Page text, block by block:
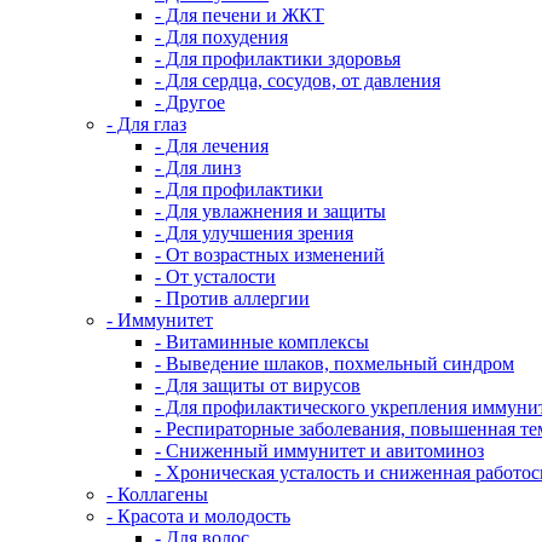
- Для печени и ЖКТ
- Для похудения
- Для профилактики здоровья
- Для сердца, сосудов, от давления
- Другое
- Для глаз
- Для лечения
- Для линз
- Для профилактики
- Для увлажнения и защиты
- Для улучшения зрения
- От возрастных изменений
- От усталости
- Против аллергии
- Иммунитет
- Витаминные комплексы
- Выведение шлаков, похмельный синдром
- Для защиты от вирусов
- Для профилактического укрепления
- Респираторные заболевания, повышенная
- Сниженный иммунитет и авитоминоз
- Хроническая усталость и сниженная
- Коллагены
- Красота и молодость
- Для волос